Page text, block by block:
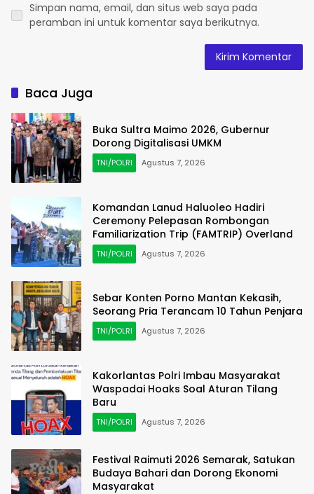
Simpan nama, email, dan situs web saya pada
peramban ini untuk komentar saya berikutnya.
Baca Juga
Buka Sultra Maimo 2026, Gubernur
Dorong Digitalisasi UMKM
TNI/POLRI Agustus 7, 2026
Komandan Lanud Haluoleo Hadiri
Ceremony Pelepasan Rombongan
Familiarization Trip (FAMTRIP) Overland
TNI/POLRI Agustus 7, 2026
Sebar Konten Porno Mantan Kekasih,
Seorang Pria Terancam 10 Tahun Penjara
TNI/POLRI Agustus 7, 2026
Kakorlantas Polri Imbau Masyarakat
Waspadai Hoaks Soal Aturan Tilang
Baru
TNI/POLRI Agustus 7, 2026
Festival Raimuti 2026 Semarak, Satukan
Budaya Bahari dan Dorong Ekonomi
Masyarakat